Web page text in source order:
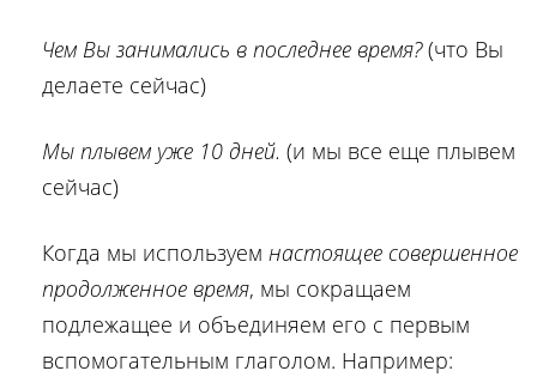
Чем Вы занимались в последнее время?(что Вы
делаете сейчас)
Мы плывем уже 10 дней. (и мы все еще плывем
сейчас)
Когда мы используем настоящее совершенное
продолженное время, мы сокращаем
подлежащее и объединяем его с первым
вспомогательным глаголом. Например: